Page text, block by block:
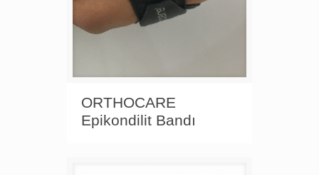
ORTHOCARE
Epikondilit Bandı